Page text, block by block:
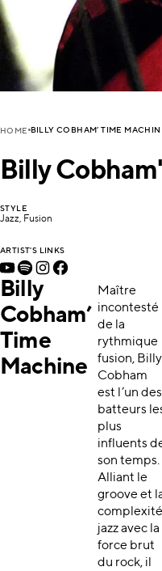
HOME BILLY COBHAM’ TIME
Billy
STYLE
Jazz, Fusion
ARTIST'S LINKS
Billy
Cobham’
Time
Machine
Maître
incontesté
de la
rythmique
fusion, Billy
Cobham
est l’un des
batteurs
plus
influents
son temps.
Alliant le
groove et
complexité
jazz avec la
force brut
du rock, il